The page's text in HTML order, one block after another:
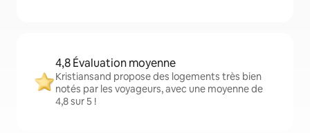
4,8 Évaluation moyenne
Kristiansand propose des logements très bien
notés par les voyageurs, avec une moyenne de
4,8 sur 5 !